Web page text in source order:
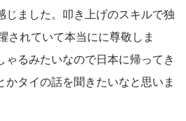
じました。叩き上げのスキルで独
されていて本当にに尊敬しま
るみたいなので日本に帰ってき
タイの話を聞きたいなと思いま